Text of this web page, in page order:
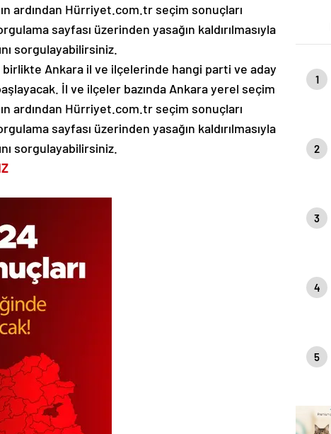
ardından Hürriyet.com.tr seçim sonuçları
sayfası üzerinden yasağın kaldırılmasıyla
sorgulayabilirsiniz.
birlikte Ankara il ve ilçelerinde hangi parti ve aday
İl ve ilçeler bazında Ankara yerel seçim
ardından Hürriyet.com.tr seçim sonuçları
sayfası üzerinden yasağın kaldırılmasıyla
sorgulayabilirsiniz.
1
2
3
4
5